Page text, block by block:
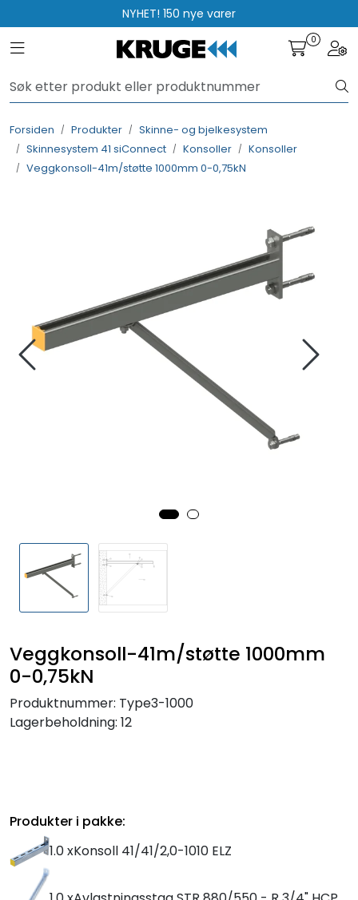
Skip to main contentNYHET! 150 nye varer
Toggle navigation 0
Forsiden Produkter
Skinne- og bjelkesystem
Skinnesystem 41 siConnect
Konsoller
Konsoller
Veggkonsoll-41m/støtte 1000mm 0-0,75kN
Veggkonsoll-41m/støtte 1000mm
0-0,75kN
Produktnummer: Type3-1000
Lagerbeholdning: 12
Produkter i pakke:
1.0 xKonsoll 41/41/2,0-1010 ELZ
Rådgivning